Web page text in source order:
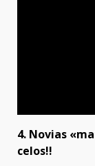
4. Novias
celos!!